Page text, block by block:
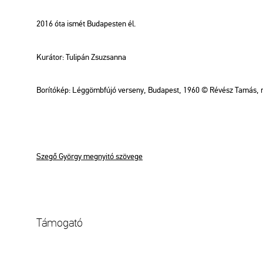
2016 óta ismét Bu­da­pes­ten él.
Ku­rá­tor: Tu­li­pán Zsu­zsan­na
Bo­rí­tó­kép: Lég­gömb­fú­jó ver­seny, Bu­da­pest, 1960 © Ré­vész Tamás,
Szegő György meg­nyi­tó szö­ve­ge
Tá­mo­ga­tó